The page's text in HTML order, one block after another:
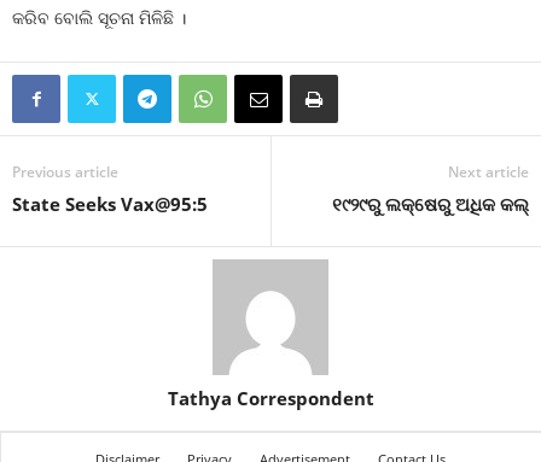
କରିବ ବୋଲି ସୂଚନା ମିଳିଛି ।
Previous article
State Seeks Vax@95:5
Next article
୧୯୨୯ରୁ ଲକ୍ଷେରୁ ଅଧିକ କଲ୍‍
Tathya Correspondent